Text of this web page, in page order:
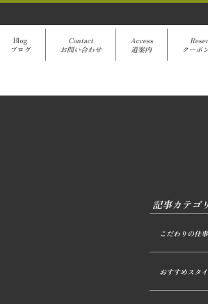
Blog
ブログ
Contact
お問い合わせ
Access
道案内
クーポ
記事カテゴ
こだわりの仕
おすすめスタ